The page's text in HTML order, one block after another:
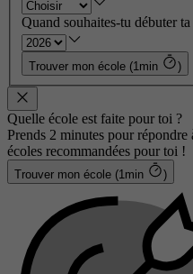
Quand souhaites-tu débuter
Trouver mon école (1min )
Quelle école est faite pour toi ?
Prends 2 minutes pour
écoles recommandées pour toi !
Trouver mon école (1min )